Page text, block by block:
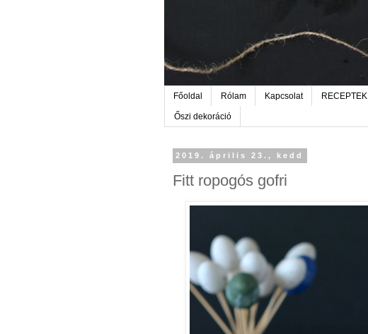
Főoldal Rólam Kapcsolat RECEPTEK
Őszi dekoráció
2019. április 23., kedd
Fitt ropogós gofri